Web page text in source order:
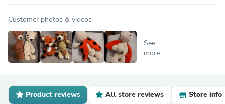
Customer photos & videos
See
more
Product reviews All store reviews Store info